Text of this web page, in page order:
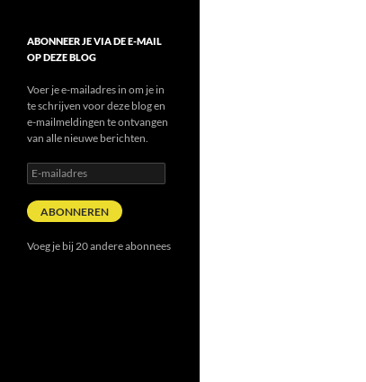
ABONNEER JE VIA DE E-MAIL
OP DEZE BLOG
Voer je e-mailadres in om je in
te schrijven voor deze blog en
e-mailmeldingen te ontvangen
van alle nieuwe berichten.
E-
mailadres
ABONNEREN
Voeg je bij 20 andere abonnees